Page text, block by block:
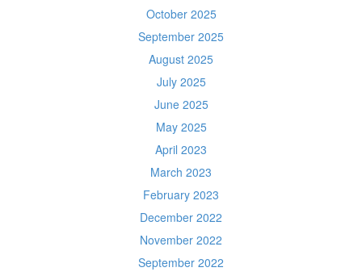
October 2025
September 2025
August 2025
July 2025
June 2025
May 2025
April 2023
March 2023
February 2023
December 2022
November 2022
September 2022